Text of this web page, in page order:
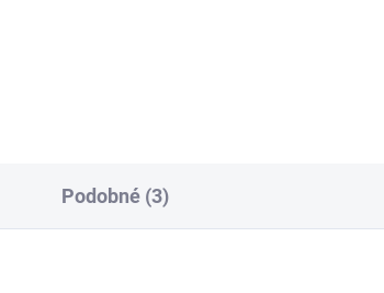
jeho fyzické, tak i psychické
působí
Podobné (3)